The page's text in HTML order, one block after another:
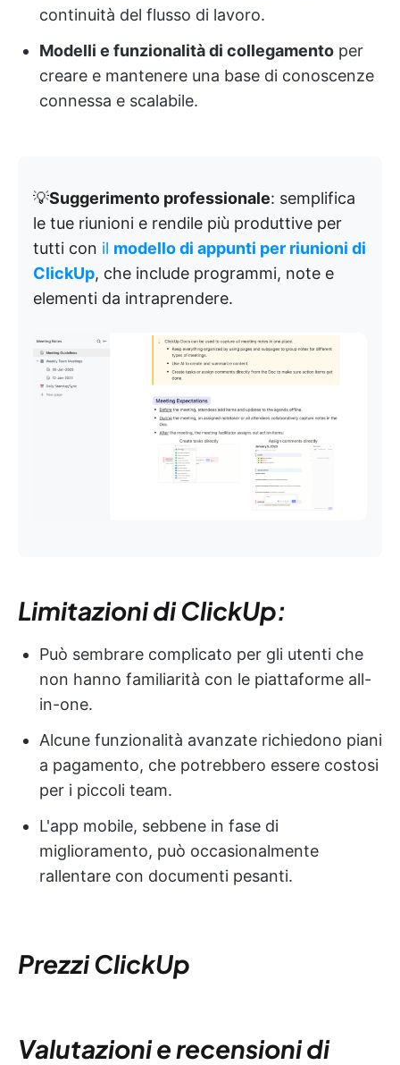
continuità del flusso di lavoro.
Modelli e funzionalità di collegamento per
creare e mantenere una base di conoscenze
connessa e scalabile.
💡Suggerimento professionale: semplifica
le tue riunioni e rendile più produttive per
tutti con il modello di appunti per riunioni di
ClickUp, che include programmi, note e
elementi da intraprendere.
Limitazioni di ClickUp:
Può sembrare complicato per gli utenti che
non hanno familiarità con le piattaforme all-
in-one.
Alcune funzionalità avanzate richiedono piani
a pagamento, che potrebbero essere costosi
per i piccoli team.
L'app mobile, sebbene in fase di
miglioramento, può occasionalmente
rallentare con documenti pesanti.
Prezzi ClickUp
Valutazioni e recensioni di